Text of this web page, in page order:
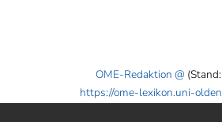
OME-Redaktion
https://ome-lexikon.uni-